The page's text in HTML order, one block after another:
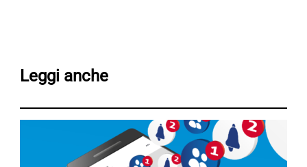
Leggi anche